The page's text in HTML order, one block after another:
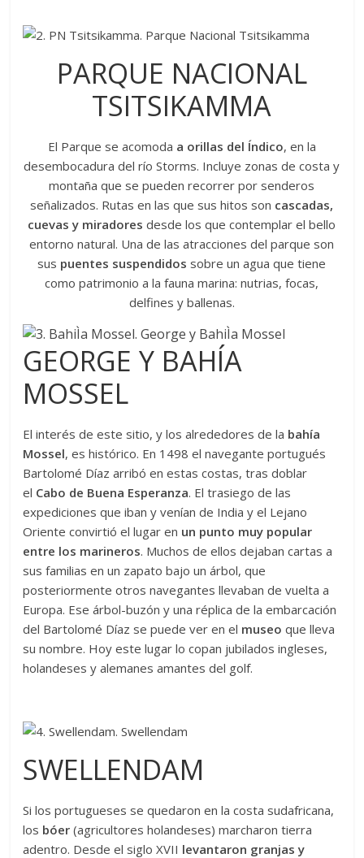
PARQUE NACIONAL
TSITSIKAMMA
El Parque se acomoda a orillas del Índico, en la
desembocadura del río Storms. Incluye zonas de costa y
montaña que se pueden recorrer por senderos
señalizados. Rutas en las que sus hitos son cascadas,
cuevas y miradores desde los que contemplar el bello
entorno natural. Una de las atracciones del parque son
sus puentes suspendidos sobre un agua que tiene
como patrimonio a la fauna marina: nutrias, focas,
delfines y ballenas.
GEORGE Y BAHÍA
MOSSEL
El interés de este sitio, y los alrededores de la bahía
Mossel, es histórico. En 1498 el navegante portugués
Bartolomé Díaz arribó en estas costas, tras doblar
el Cabo de Buena Esperanza. El trasiego de las
expediciones que iban y venían de India y el Lejano
Oriente convirtió el lugar en un punto muy popular
entre los marineros. Muchos de ellos dejaban cartas a
sus familias en un zapato bajo un árbol, que
posteriormente otros navegantes llevaban de vuelta a
Europa. Ese árbol-buzón y una réplica de la embarcación
del Bartolomé Díaz se puede ver en el museo que lleva
su nombre. Hoy este lugar lo copan jubilados ingleses,
holandeses y alemanes amantes del golf.
SWELLENDAM
Si los portugueses se quedaron en la costa sudafricana,
los bóer (agricultores holandeses) marcharon tierra
adentro. Desde el siglo XVII levantaron granjas y